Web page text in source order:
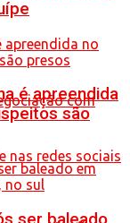
é apreendida
são